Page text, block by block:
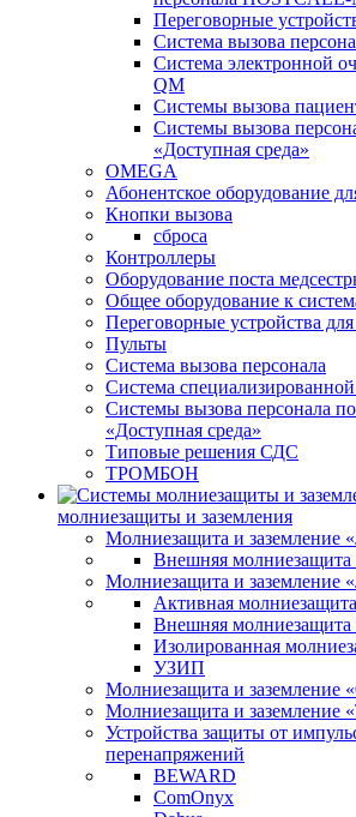
Переговорные
Система вызова
Система электронной
QM
Системы вызова
Системы вызова
«Доступная среда»
OMEGA
Абонентское оборудование
Кнопки вызова
сброса
Контроллеры
Оборудование поста
Общее оборудование к
Переговорные устройства
Пульты
Система вызова персонала
Система специализированной
Системы вызова персонала
«Доступная среда»
Типовые решения СДС
ТРОМБОН
молниезащиты и заземления
Молниезащита и заземление
Внешняя молниезащита
Молниезащита и заземление
Активная молниезащита
Внешняя молниезащита
Изолированная
УЗИП
Молниезащита и заземление
Молниезащита и заземление
Устройства защиты от
перенапряжений
BEWARD
ComOnyx